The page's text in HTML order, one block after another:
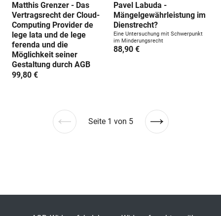
Matthis Grenzer - Das
Vertragsrecht der Cloud-
Computing Provider de
lege lata und de lege
ferenda und die
Möglichkeit seiner
Gestaltung durch AGB
99,80 €
Pavel Labuda -
Mängelgewährleistung im
Dienstrecht?
Eine Untersuchung mit Schwerpunkt
im Minderungsrecht
88,90 €
Vorherige
Seite 1 von 5
Nächste